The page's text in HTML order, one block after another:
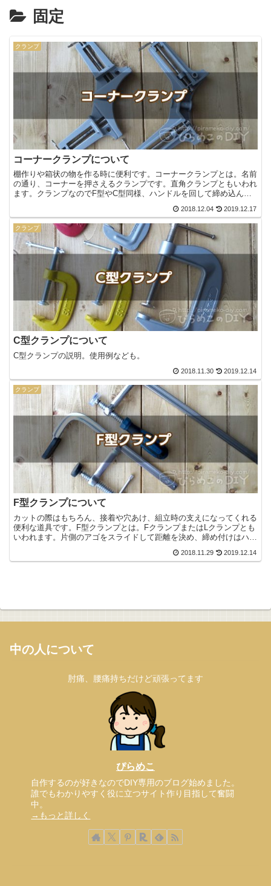
固定
クランプ
コーナークランプについて
棚作りや箱状の物を作る時に便利です。コーナークランプとは。名前
の通り、コーナーを押さえるクランプです。直角クランプともいわれ
ます。クランプなのでF型やC型同様、ハンドルを回して締め込んで
2018.12.04 2019.12.17
クランプ
C型クランプについて
C型クランプの説明。使用例なども。
2018.11.30 2019.12.14
クランプ
F型クランプについて
カットの際はもちろん、接着や穴あけ、組立時の支えになってくれる
便利な道具です。F型クランプとは。FクランプまたはLクランプとも
いわれます。片側のアゴをスライドして距離を決め、締め付けはハン
2018.11.29 2019.12.14
中の人について
肘痛、腰痛持ちだけど頑張ってます
ぴらめこ
自作するのが好きなのでDIY専用のブログ始めました。
誰でもわかりやすく役に立つサイト作り目指して奮闘
中。
→もっと詳しく